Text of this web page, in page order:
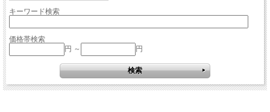
キーワード検索
価格帯検索
円 ～
円